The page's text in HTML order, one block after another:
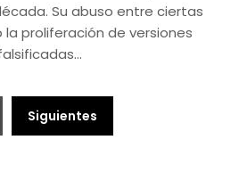
Su abuso entre ciertas
la proliferación de versiones
Siguientes